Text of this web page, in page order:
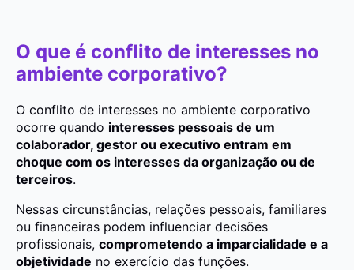
O que é conflito de interesses no
ambiente corporativo?
O conflito de interesses no ambiente corporativo
ocorre quando interesses pessoais de um
colaborador, gestor ou executivo entram em
choque com os interesses da organização ou de
terceiros.
Nessas circunstâncias, relações pessoais, familiares
ou financeiras podem influenciar decisões
profissionais, comprometendo a imparcialidade e a
objetividade no exercício das funções.